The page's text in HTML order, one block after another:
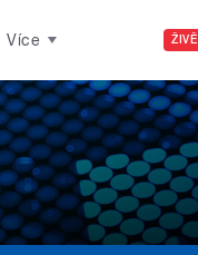
ŽIVĚ
Více